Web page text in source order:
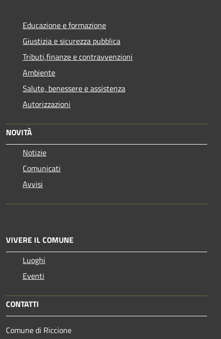
Educazione e formazione
Giustizia e sicurezza pubblica
Tributi,finanze e contravvenzioni
Ambiente
Salute, benessere e assistenza
Autorizzazioni
NOVITÀ
Notizie
Comunicati
Avvisi
VIVERE IL COMUNE
Luoghi
Eventi
CONTATTI
Comune di Riccione